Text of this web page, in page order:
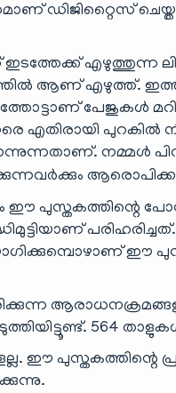
ഡിജിറ്റൈസ്
ഇടത്തേക്ക്
ആണ് എഴുത്ത്.
പേജുകൾ
എതിരായി പുറകിൽ
നമ്മൾ
ഈ പുസ്തകത്തിന്റെ
ഈ
564
ഈ പുസ്തകത്തിന്റെ